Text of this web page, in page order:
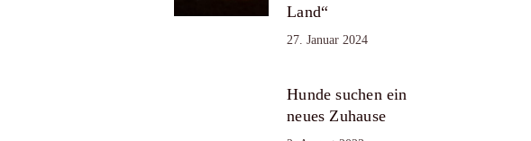
Land“
27. Januar 2024
Hunde suchen ein
neues Zuhause